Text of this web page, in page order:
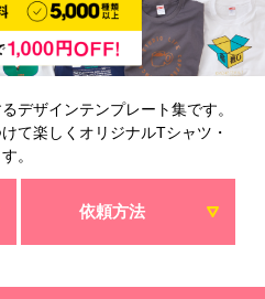
デザインテンプレート集です。
て楽しくオリジナルTシャツ・
。
依頼方法